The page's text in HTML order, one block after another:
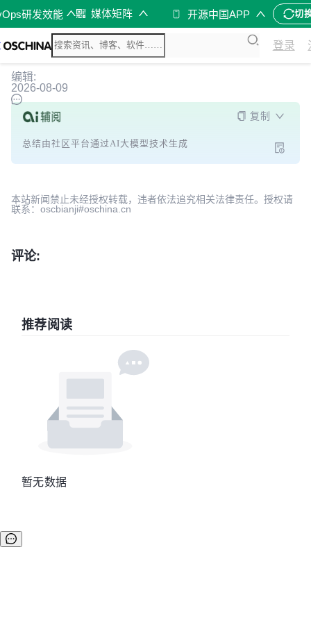
研发效能 媒体矩阵 开源中国APP 切
登录
编辑:
2026-08-09
复制
总结由社区平台通过AI大模型技术生成
本站新闻禁止未经授权转载，违者依法追究相关法律责任。授权请
联系：oscbianji#oschina.cn
评论:
推荐阅读
暂无数据